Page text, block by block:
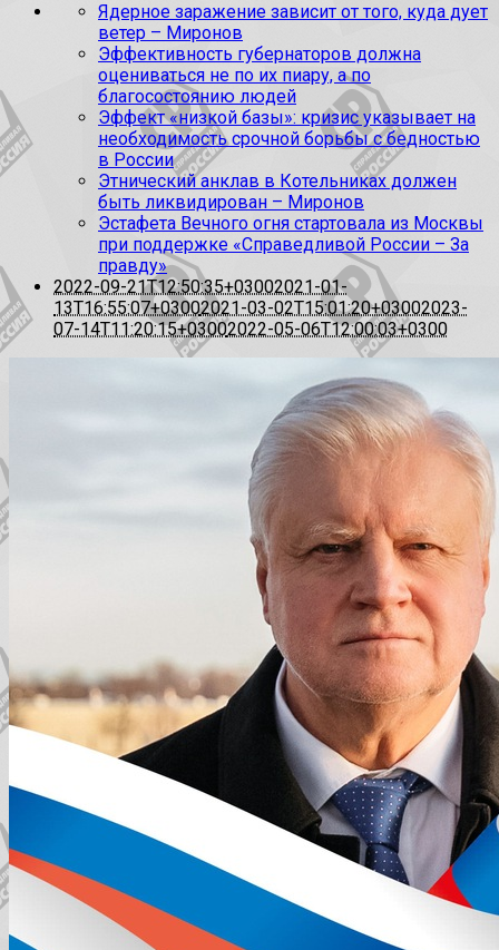
Ядерное заражение зависит от того, куда дует
ветер – Миронов
Эффективность губернаторов должна
оцениваться не по их пиару, а по
благосостоянию людей
Эффект «низкой базы»: кризис указывает на
необходимость срочной борьбы с бедностью
в России
Этнический анклав в Котельниках должен
быть ликвидирован – Миронов
Эстафета Вечного огня стартовала из Москвы
при поддержке «Справедливой России – За
правду»
2022-09-21T12:50:35+03002021-01-
13T16:55:07+03002021-03-02T15:01:20+03002023-
07-14T11:20:15+03002022-05-06T12:00:03+0300